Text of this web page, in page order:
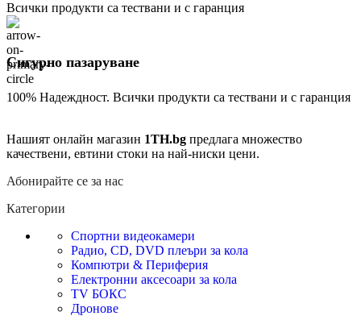
Всички продукти са тествани и с гаранция
Сигурно пазаруване
100% Надеждност. Всички продукти са тествани и с гаранция
Нашият онлайн магазин 1TH.bg предлага множество
качествени, евтини стоки на най-ниски цени.
Абонирайте се за нас
Категории
Спортни видеокамери
Радио, CD, DVD плеъри за кола
Компютри & Периферия
Електронни аксесоари за кола
TV БОКС
Дронове